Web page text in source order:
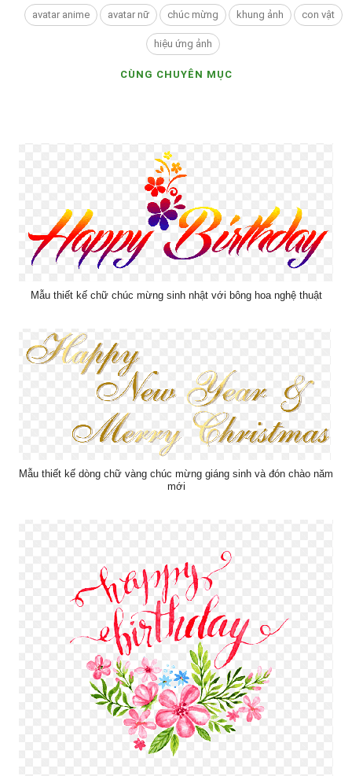
avatar anime avatar nữ chúc mừng khung ảnh con vật
hiệu ứng ảnh
CÙNG CHUYÊN MỤC
Mẫu thiết kế chữ chúc mừng sinh nhật với bông hoa nghệ thuật
Mẫu thiết kế dòng chữ vàng chúc mừng giáng sinh và đón chào năm
mới